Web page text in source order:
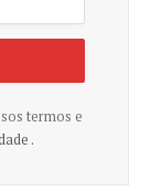
termos e
.